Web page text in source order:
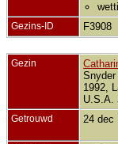
Gezins-ID F3908
Gezin
1992,
U.S.A.
Getrouwd 24 dec